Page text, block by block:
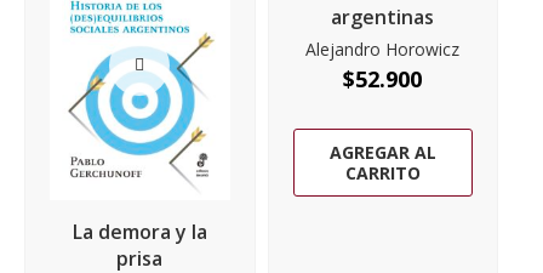
La demora y la
prisa
argentinas
Alejandro Horowicz
$52.900
AGREGAR AL
CARRITO